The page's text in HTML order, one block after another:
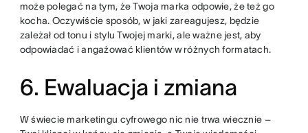
może polegać na tym, że Twoja marka odpowie, że też go
kocha. Oczywiście sposób, w jaki zareagujesz, będzie
zależał od tonu i stylu Twojej marki, ale ważne jest, aby
odpowiadać i angażować klientów w różnych formatach.
6. Ewaluacja i zmiana
W świecie marketingu cyfrowego nic nie trwa wiecznie –